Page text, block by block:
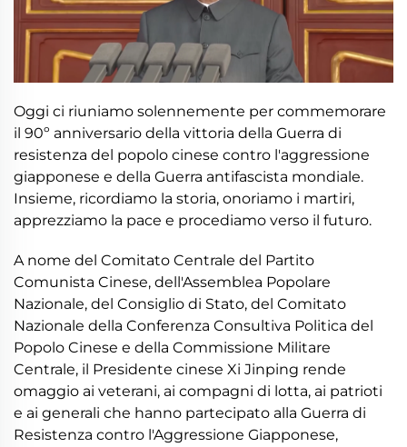
Oggi ci riuniamo solennemente per commemorare
il 90º anniversario della vittoria della Guerra di
resistenza del popolo cinese contro l'aggressione
giapponese e della Guerra antifascista mondiale.
Insieme, ricordiamo la storia, onoriamo i martiri,
apprezziamo la pace e procediamo verso il futuro.
A nome del Comitato Centrale del Partito
Comunista Cinese, dell'Assemblea Popolare
Nazionale, del Consiglio di Stato, del Comitato
Nazionale della Conferenza Consultiva Politica del
Popolo Cinese e della Commissione Militare
Centrale, il Presidente cinese Xi Jinping rende
omaggio ai veterani, ai compagni di lotta, ai patrioti
e ai generali che hanno partecipato alla Guerra di
Resistenza contro l'Aggressione Giapponese,